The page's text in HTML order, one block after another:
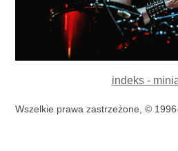
indeks -
Wszelkie prawa zastrzeżone, ©